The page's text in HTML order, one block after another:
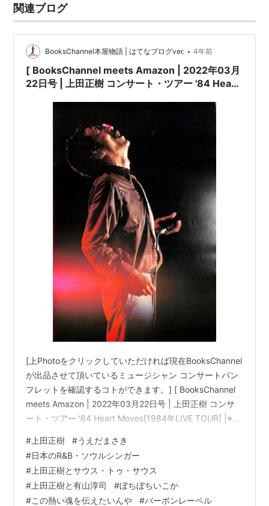
関連ブログ
BooksChannel本屋物語 | はてなブログver. • 4年前
[ BooksChannel meets Amazon | 2022年03月
22日号 | 上田正樹 コンサート・ツアー '84 Heart
「#HUSKY」折込大型告知ポスター付 |日本のミ
ュージシャン コンサートパンフレット 特集 Part-
022 | #上田正樹 日本のR&B・ソウルシンガー シ
ンガーソングライター #悲しい色やね
#OSAKABAYBLUES 抱きしめたい 他 |
[上Photoをクリックしていただければ現在BooksChannel
が出品させて頂いているミュージシャン コンサートパン
フレットを確認するコトができます。] [ BooksChannel
meets Amazon | 2022年03月22日号 | 上田正樹 コンサ
ート・ツアー '84 Heart Moves[1984年LIVE TOUR] |※ア
ージシャン コンサートパンフレット 特集 Part-022 | #上
田正樹 日本のR&B・ソウルシンガー シンガーソングライ
ター #悲しい色やね #OSAKABAYBLUES 抱きしめたい 他
…
# 上田正樹 #うえだまさき
#日本のR&B・ソウルシンガー
# 上田正樹とサウス・トゥ・サウス
# 上田正樹と有山淳司 #ぼちぼちいこか
#この熱い魂を伝えたいんや #バーボンレーベル